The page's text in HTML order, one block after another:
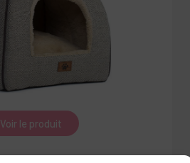
Voir le produit